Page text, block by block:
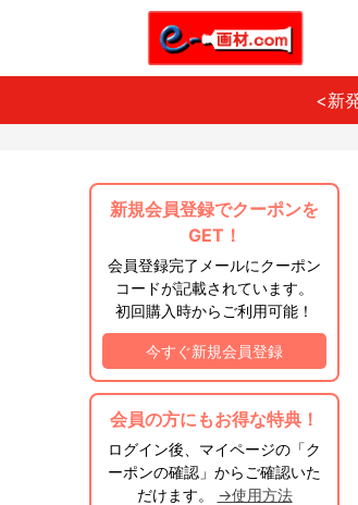
<新
新規会員登録でクーポンを
GET！
会員登録完了メールにクーポン
コードが記載されています。
初回購入時からご利用可能！
今すぐ新規会員登録
会員の方にもお得な特典！
ログイン後、マイページの「ク
ーポンの確認」からご確認いた
だけます。 →使用方法